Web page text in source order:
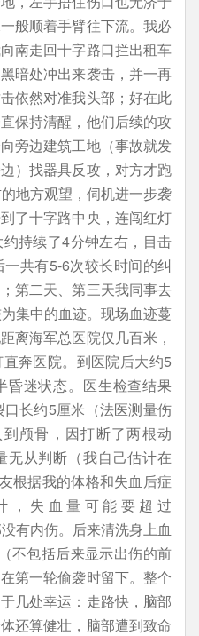
般顺着手臂往下流。我必
南走回十字路口拦出租车
暗处冲出来袭击，并一再
依然对准我头部；好在此
保持清醒，他们后续的攻
旁边建筑工地（事故就发
）找器具反攻，对方才跑
地方观望，伺机进一步袭
了十字路中央，连闯红灯
持续了4分钟左右，目击
共有5-6次较长时间的纠
第二天、第三天我同事去
集中的血迹。现场血迹蔓
离海军总医院仅几百米，
奔医院。到医院后大约5
昏迷状态。医生检查结果
长约5厘米（法医测量伤
颅骨，因打断了两根动
无从判断（我自己估计在
根据我的体格和失血后症
，失血量可能要超过
有内伤。后来清洗身上血
不包括后来显示出伤的前
第一轮偷袭时留下。整个
几处幸运：走路快，脑部
还算健壮，脑部遭到致命